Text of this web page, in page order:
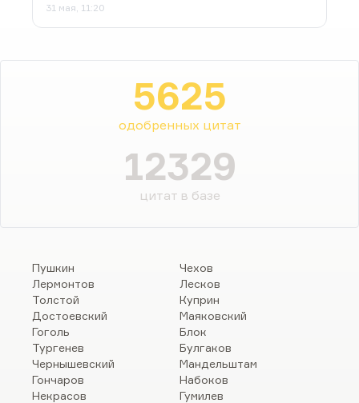
31 мая, 11:20
5625
одобренных цитат
12329
цитат в базе
Пушкин
Лермонтов
Толстой
Достоевский
Гоголь
Тургенев
Чернышевский
Гончаров
Некрасов
Чехов
Лесков
Куприн
Маяковский
Блок
Булгаков
Мандельштам
Набоков
Гумилев